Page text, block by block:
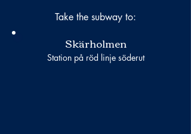
Take the subway to:
Skärholmen
Station på röd linje söderut